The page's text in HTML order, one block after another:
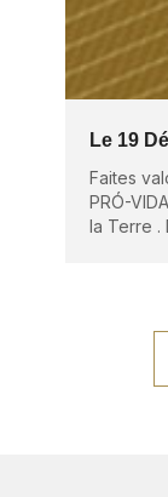
Le 19
Faites
PRÓ-
la Terre .